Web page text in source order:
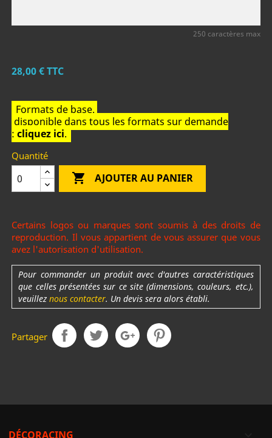
250 caractères max
28,00 €TTC
Formats de base.
disponible dans tous les formats sur demande
:cliquez ici.
Quantité
 AJOUTER AU PANIER
Certains logos ou marques sont soumis à des droits de
reproduction. Il vous appartient de vous assurer que vous
avez l'autorisation d'utilisation.
Pour commander un produit avec d'autres caractéristiques
que celles présentées sur ce site (dimensions, couleurs, etc.),
veuilleznous contacter. Un devis sera alors établi.
Partager
DÉCORACING